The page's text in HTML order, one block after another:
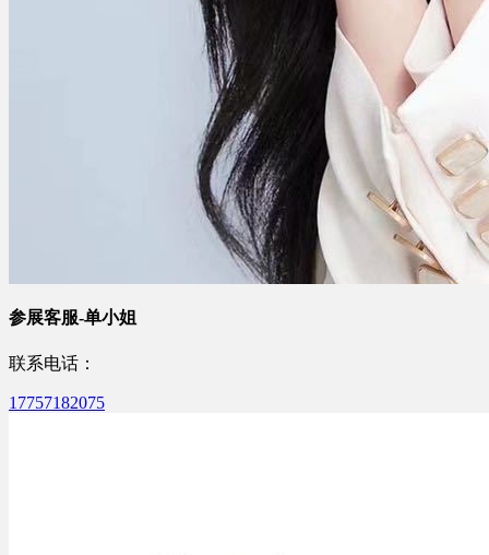
参展客服-单小姐
联系电话：
17757182075